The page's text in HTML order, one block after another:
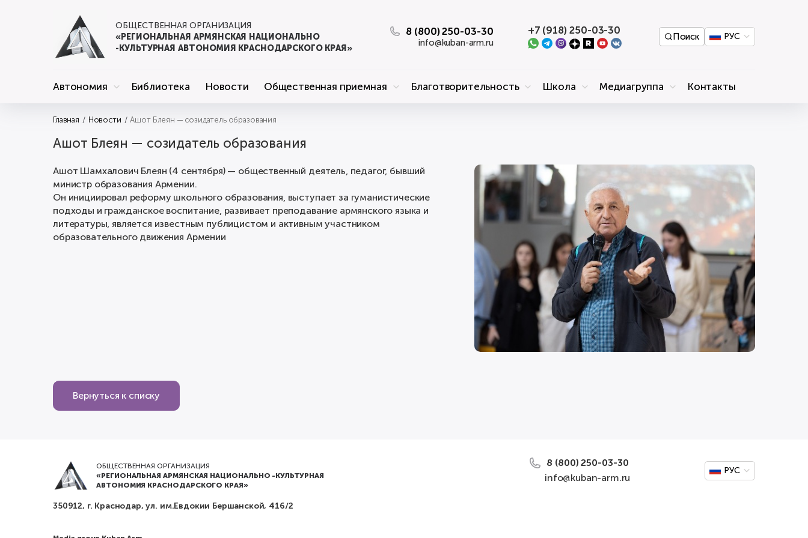
ОБЩЕСТВЕННАЯ ОРГАНИЗАЦИЯ
«РЕГИОНАЛЬНАЯ АРМЯНСКАЯ НАЦИОНАЛЬНО
-КУЛЬТУРНАЯ АВТОНОМИЯ КРАСНОДАРСКОГО КРАЯ»
8 (800) 250-03-30
info@kuban-arm.ru
+7 (918) 250-03-30
Поиск РУС
Автономия Библиотека Новости Общественная приемная Благотворительность Школа Медиагруппа Контакты
Главная Новости Ашот Блеян — созидатель образования
Ашот Блеян — созидатель образования
Ашот Шамхалович Блеян (4 сентября) — общественный деятель, педагог, бывший
министр образования Армении.
Он инициировал реформу школьного образования, выступает за гуманистические
подходы и гражданское воспитание, развивает преподавание армянского языка и
литературы, является известным публицистом и активным участником
образовательного движения Армении
Вернуться к списку
ОБЩЕСТВЕННАЯ ОРГАНИЗАЦИЯ
«РЕГИОНАЛЬНАЯ АРМЯНСКАЯ НАЦИОНАЛЬНО -КУЛЬТУРНАЯ
АВТОНОМИЯ КРАСНОДАРСКОГО КРАЯ»
350912, г. Краснодар, ул. им.Евдокии Бершанской, 416/2
8 (800) 250-03-30
info@kuban-arm.ru
РУС